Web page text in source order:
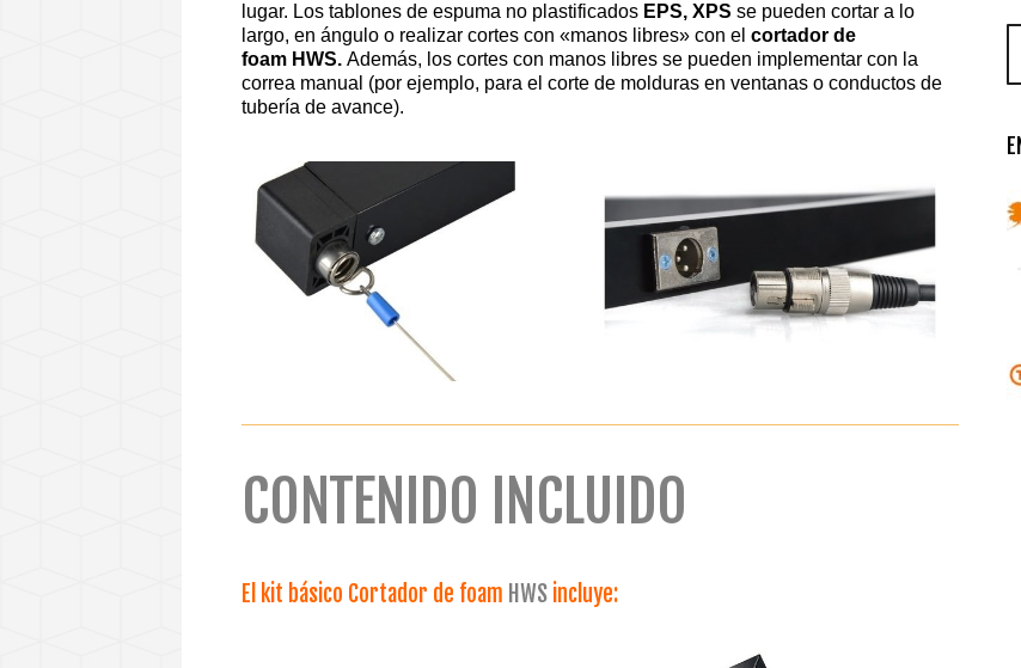
lugar. Los tablones de espuma no plastificados EPS, XPS se pueden cortar a lo
largo, en ángulo o realizar cortes con «manos libres» con el cortador de
foam HWS. Además, los cortes con manos libres se pueden implementar con la
correa manual (por ejemplo, para el corte de molduras en ventanas o conductos de
tubería de avance).
CONTENIDO INCLUIDO
El kit básico Cortador de foam HWS incluye: